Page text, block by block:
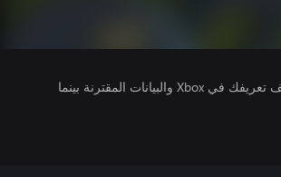
يتلقى ناشرو الألعاب التي تقوم بتشغيلها وصولاً إلى معلومات ملف تعريفك في Xbox والبيانات المقترنة بينما